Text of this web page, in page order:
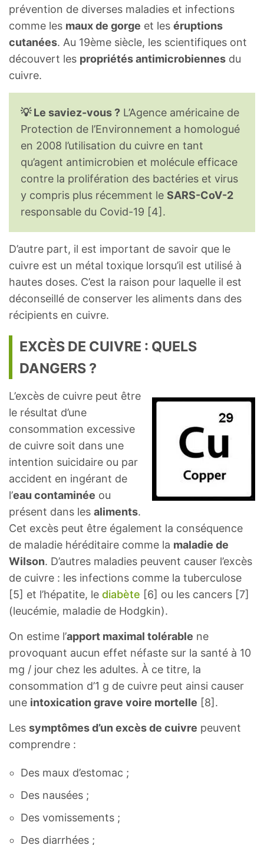
prévention de diverses maladies et infections
comme les maux de gorge et les éruptions
cutanées. Au 19ème siècle, les scientifiques ont
découvert les propriétés antimicrobiennes du
cuivre.
💡 Le saviez-vous ? L’Agence américaine de
Protection de l’Environnement a homologué
en 2008 l’utilisation du cuivre en tant
qu’agent antimicrobien et molécule efficace
contre la prolifération des bactéries et virus
y compris plus récemment le SARS-CoV-2
responsable du Covid-19 [4].
D’autre part, il est important de savoir que le
cuivre est un métal toxique lorsqu’il est utilisé à
hautes doses. C’est la raison pour laquelle il est
déconseillé de conserver les aliments dans des
récipients en cuivre.
EXCÈS DE CUIVRE : QUELS
DANGERS ?
L’excès de cuivre peut être
le résultat d’une
consommation excessive
de cuivre soit dans une
intention suicidaire ou par
accident en ingérant de
l’eau contaminée ou
présent dans les aliments.
Cet excès peut être également la conséquence
de maladie héréditaire comme la maladie de
Wilson. D’autres maladies peuvent causer l’excès
de cuivre : les infections comme la tuberculose
[5] et l’hépatite, le diabète [6] ou les cancers [7]
(leucémie, maladie de Hodgkin).
On estime l’apport maximal tolérable ne
provoquant aucun effet néfaste sur la santé à 10
mg / jour chez les adultes. À ce titre, la
consommation d’1 g de cuivre peut ainsi causer
une intoxication grave voire mortelle [8].
Les symptômes d’un excès de cuivre peuvent
comprendre :
Des maux d’estomac ;
Des nausées ;
Des vomissements ;
Des diarrhées ;